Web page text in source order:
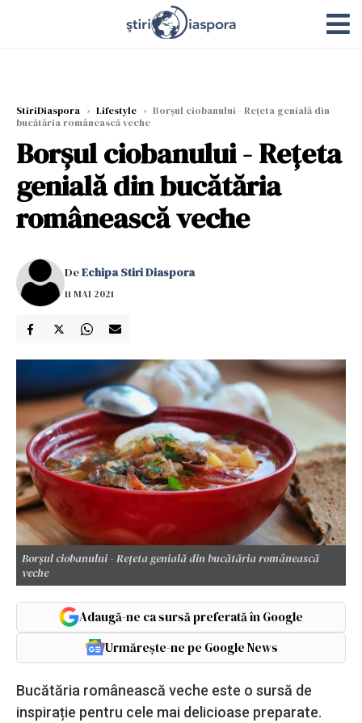
StiriDiaspora › Lifestyle › Borșul ciobanului - Rețeta genială din
bucătăria românească veche
Borșul ciobanului - Rețeta
genială din bucătăria
românească veche
DeEchipa Stiri Diaspora
11 MAI 2021
Borșul ciobanului - Rețeta genială din bucătăria românească
veche
Adaugă-ne ca sursă preferată în Google
Urmărește-ne pe Google News
Bucătăria românească veche este o sursă de
inspirație pentru cele mai delicioase preparate.